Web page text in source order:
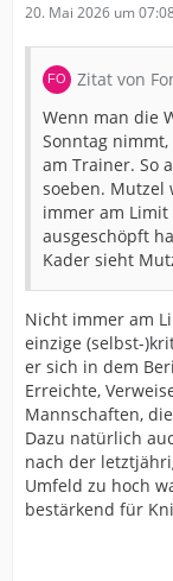
20. Mai 2026 um
Zitat von
Wenn man die
Sonntag
am Trainer. So
soeben. Mutzel
immer am
ausgeschöpft
Kader sieht
Nicht immer am
einzige (selbst-
er sich in dem
Erreichte,
Mannschaften,
Dazu natürlich
nach der
Umfeld zu hoch
bestärkend für